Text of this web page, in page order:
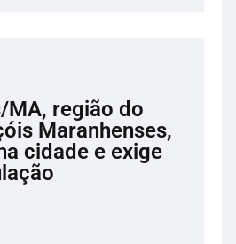
MA, região do
Maranhenses,
cidade e exige